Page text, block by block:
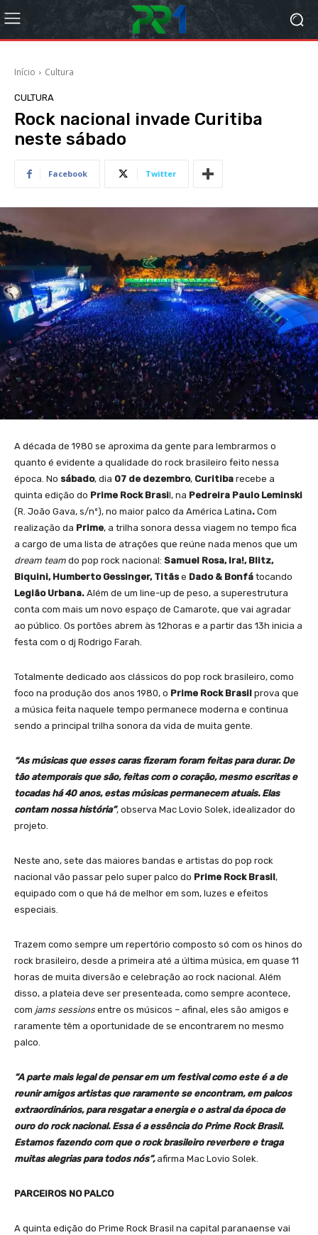
Início Cultura
CULTURA
Rock nacional invade Curitiba
neste sábado
Facebook Twitter
A década de 1980 se aproxima da gente para lembrarmos o
quanto é evidente a qualidade do rock brasileiro feito nessa
época. No sábado, dia 07 de dezembro, Curitiba recebe a
quinta edição do Prime Rock Brasil, na Pedreira Paulo Leminski
(R. João Gava, s/nº), no maior palco da América Latina. Com
realização da Prime, a trilha sonora dessa viagem no tempo fica
a cargo de uma lista de atrações que reúne nada menos que um
dream team do pop rock nacional: Samuel Rosa, Ira!, Blitz,
Biquini, Humberto Gessinger, Titãse Dado & Bonfá tocando
Legião Urbana. Além de um line-up de peso, a superestrutura
conta com mais um novo espaço de Camarote, que vai agradar
ao público. Os portões abrem às 12horas e a partir das 13h inicia a
festa com o dj Rodrigo Farah.
Totalmente dedicado aos clássicos do pop rock brasileiro, como
foco na produção dos anos 1980, o Prime Rock Brasil prova que
a música feita naquele tempo permanece moderna e continua
sendo a principal trilha sonora da vida de muita gente.
“As músicas que esses caras fizeram foram feitas para durar. De
tão atemporais que são, feitas com o coração, mesmo escritas e
tocadas há 40 anos, estas músicas permanecem atuais. Elas
contam nossa história”, observa Mac Lovio Solek, idealizador do
projeto.
Neste ano, sete das maiores bandas e artistas do pop rock
nacional vão passar pelo super palco do Prime Rock Brasil,
equipado com o que há de melhor em som, luzes e efeitos
especiais.
Trazem como sempre um repertório composto só com os hinos do
rock brasileiro, desde a primeira até a última música, em quase 11
horas de muita diversão e celebração ao rock nacional. Além
disso, a plateia deve ser presenteada, como sempre acontece,
com jams sessions entre os músicos – afinal, eles são amigos e
raramente têm a oportunidade de se encontrarem no mesmo
palco.
“A parte mais legal de pensar em um festival como este é a de
reunir amigos artistas que raramente se encontram, em palcos
extraordinários, para resgatar a energia e o astral da época de
ouro do rock nacional. Essa é a essência do Prime Rock Brasil.
Estamos fazendo com que o rock brasileiro reverbere e traga
muitas alegrias para todos nós”,afirma Mac Lovio Solek.
PARCEIROS NO PALCO
A quinta edição do Prime Rock Brasil na capital paranaense vai